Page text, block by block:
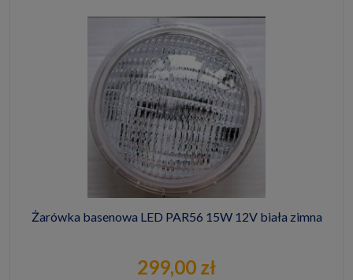
Żarówka basenowa LED PAR56 15W 12V biała zimna
299,00 zł